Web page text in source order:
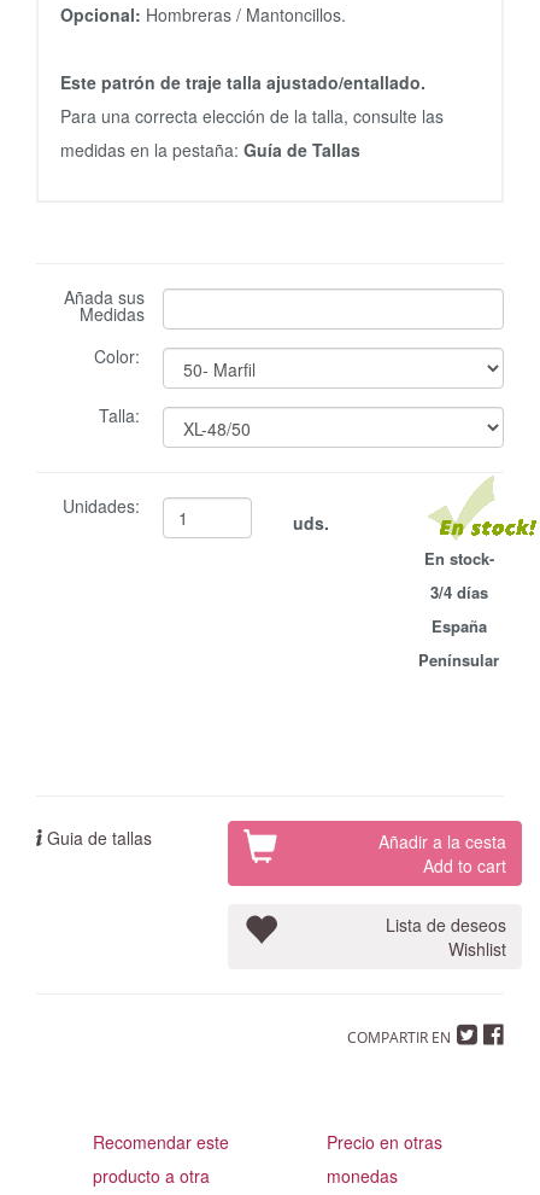
Opcional: Hombreras / Mantoncillos.
Este patrón de traje talla ajustado/entallado.
Para una correcta elección de la talla, consulte las
medidas en la pestaña: Guía de Tallas
Añada sus
Medidas
Color:
Talla:
Unidades:
uds.
En stock-
3/4 días
España
Penínsular
Guia de tallas
Añadir a la cesta
Add to cart
Lista de deseos
Wishlist
COMPARTIR EN
Recomendar este
producto a otra
Precio en otras
monedas